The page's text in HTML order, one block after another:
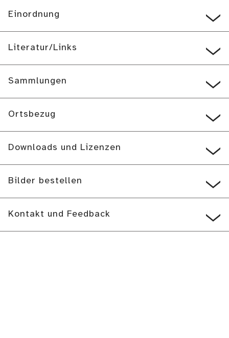
Einordnung
Literatur/Links
Sammlungen
Ortsbezug
Downloads und Lizenzen
Bilder bestellen
Kontakt und Feedback